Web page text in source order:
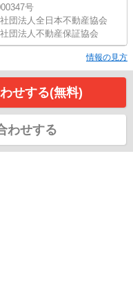
号
社団法人全日本不動産協会
社団法人不動産保証協会
情報の見方
せする(無料)
わせする